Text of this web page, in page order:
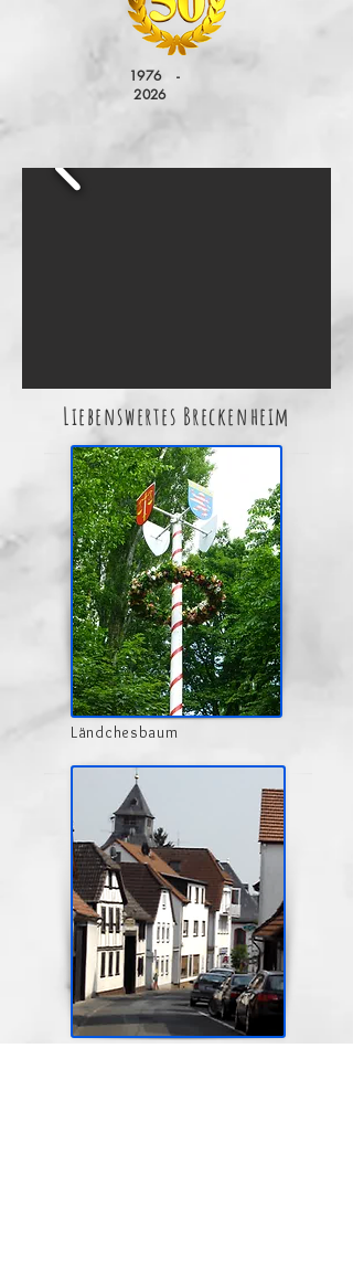
1976 -
2026
Liebenswertes Breckenheim
Ländchesbaum